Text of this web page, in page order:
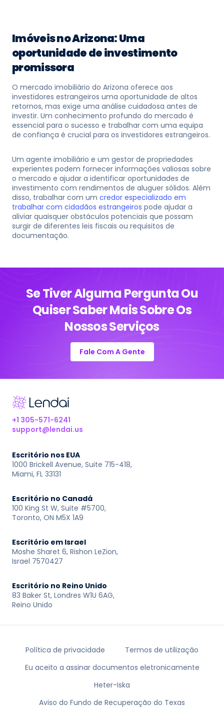
Imóveis no Arizona: Uma
oportunidade de investimento
promissora
O mercado imobiliário do Arizona oferece aos
investidores estrangeiros uma oportunidade de altos
retornos, mas exige uma análise cuidadosa antes de
investir. Um conhecimento profundo do mercado é
essencial para o sucesso e trabalhar com uma equipa
de confiança é crucial para os investidores estrangeiros.
Um agente imobiliário e um gestor de propriedades
experientes podem fornecer informações valiosas sobre
o mercado e ajudar a identificar oportunidades de
investimento com rendimentos de aluguer sólidos. Além
disso, trabalhar com um credor especializado em
trabalhar com cidadãos estrangeiros pode ajudar a
aliviar quaisquer obstáculos potenciais que possam
surgir de diferentes leis fiscais ou requisitos de
documentação.
Se Tiver Alguma Pergunta Ou
QuiserSaber Mais Sobre Os
Nossos Serviços
Fale Com A Gente
+1 305-571-6241
support@lendai.us
Escritório nos EUA
1000 Brickell Avenue, Suite 715-418,
Miami, FL 33131
Escritório no Canadá
100 King St W, Suite #5700,
Toronto, ON M5X 1A9
Escritório em Israel
Moshe Sharet 6, Rishon LeZion,
Israel 7570427
Escritório no Reino Unido
83 Baker St, Londres W1U 6AG,
Reino Unido
Política de privacidade
Termos de utilização
Eu aceito a assinar documentos eletronicamente
Heter-Iska
Aviso do Fundo de Recuperação do Texas